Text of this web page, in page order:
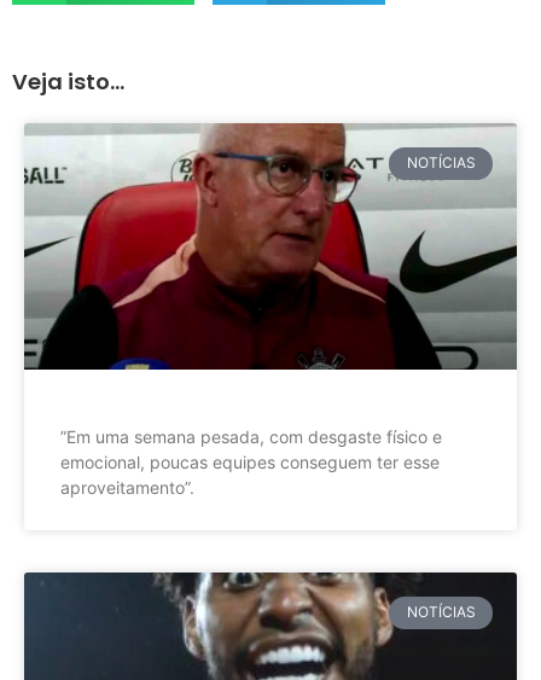
Veja isto...
NOTÍCIAS
”Em uma semana pesada, com desgaste físico e
emocional, poucas equipes conseguem ter esse
aproveitamento”.
NOTÍCIAS